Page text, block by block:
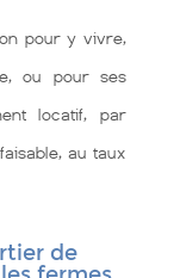
pour y vivre,
ou pour ses
locatif, par
au taux
de